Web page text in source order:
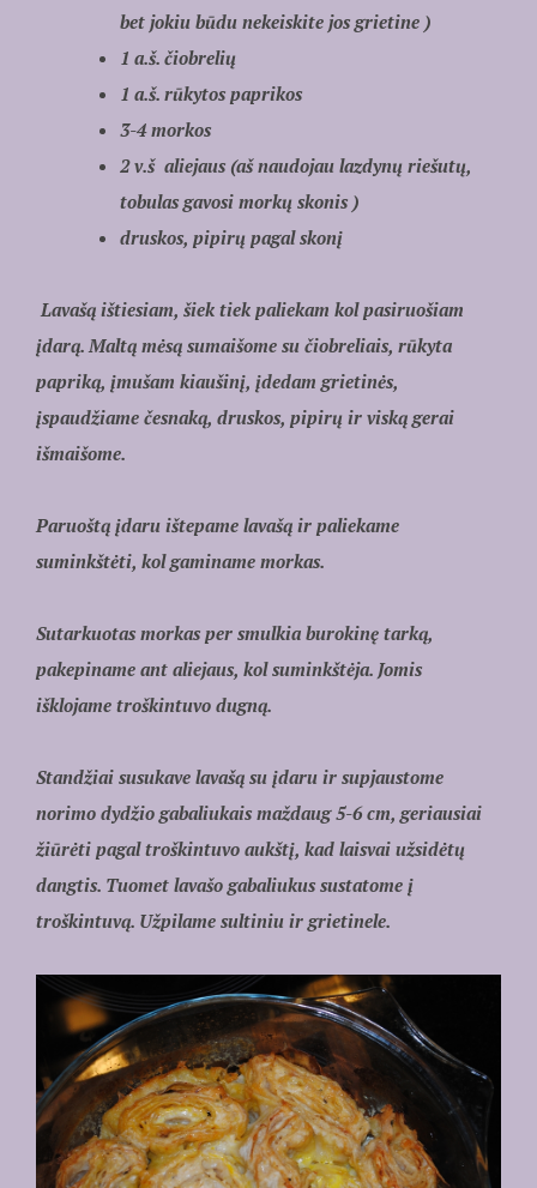
bet jokiu būdu nekeiskite jos grietine )
1 a.š. čiobrelių
1 a.š. rūkytos paprikos
3-4 morkos
2 v.š aliejaus (aš naudojau lazdynų riešutų,
tobulas gavosi morkų skonis )
druskos, pipirų pagal skonį
Lavašą ištiesiam, šiek tiek paliekam kol pasiruošiam
įdarą. Maltą mėsą sumaišome su čiobreliais, rūkyta
papriką, įmušam kiaušinį, įdedam grietinės,
įspaudžiame česnaką, druskos, pipirų ir viską gerai
išmaišome.
Paruoštą įdaru ištepame lavašą ir paliekame
suminkštėti, kol gaminame morkas.
Sutarkuotas morkas per smulkia burokinę tarką,
pakepiname ant aliejaus, kol suminkštėja. Jomis
išklojame troškintuvo dugną.
Standžiai susukave lavašą su įdaru ir supjaustome
norimo dydžio gabaliukais maždaug 5-6 cm, geriausiai
žiūrėti pagal troškintuvo aukštį, kad laisvai užsidėtų
dangtis. Tuomet lavašo gabaliukus sustatome į
troškintuvą. Užpilame sultiniu ir grietinele.